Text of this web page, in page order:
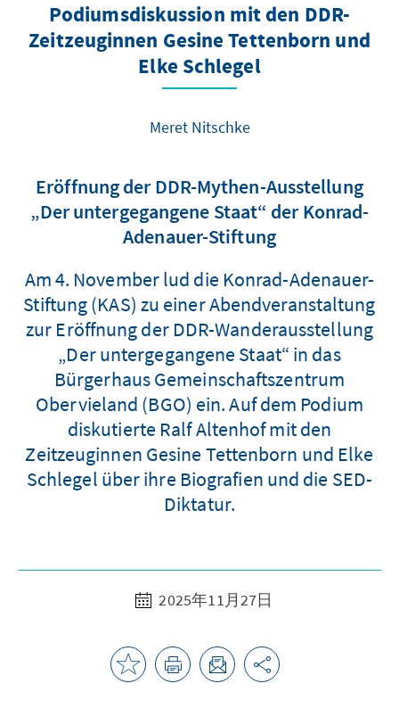
Podiumsdiskussion mit den DDR-
Zeitzeuginnen Gesine Tettenborn und
Elke Schlegel
Meret Nitschke
Eröffnung der DDR-Mythen-Ausstellung
„Der untergegangene Staat“ der Konrad-
Adenauer-Stiftung
Am 4. November lud die Konrad-Adenauer-
Stiftung (KAS) zu einer Abendveranstaltung
zur Eröffnung der DDR-Wanderausstellung
„Der untergegangene Staat“ in das
Bürgerhaus Gemeinschaftszentrum
Obervieland (BGO) ein. Auf dem Podium
diskutierte Ralf Altenhof mit den
Zeitzeuginnen Gesine Tettenborn und Elke
Schlegel über ihre Biografien und die SED-
Diktatur.
2025年11月27日